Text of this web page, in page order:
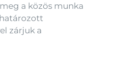
a közös munka
zárjuk a